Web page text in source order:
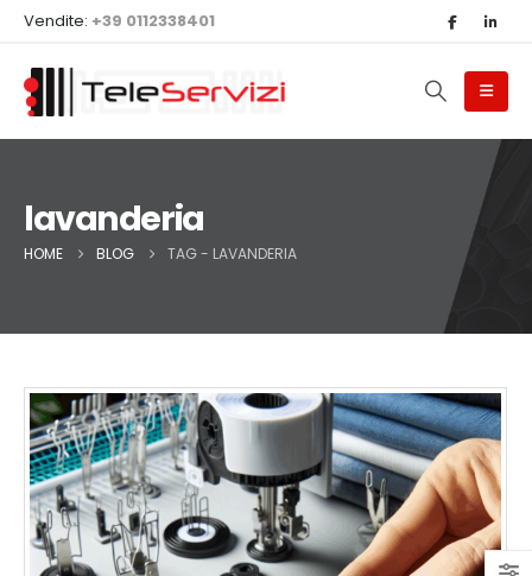
Vendite: +39 0112338401
lavanderia
HOME BLOG TAG - LAVANDERIA